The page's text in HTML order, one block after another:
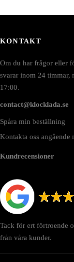
KONTAKT
Om du har frågor eller
svarar inom 24 timmar,
17:00.
contact@klocklada.se
Spåra min beställning
Kontakta oss angående
Kundrecensioner
Tack för ert förtroende
från våra kunder.